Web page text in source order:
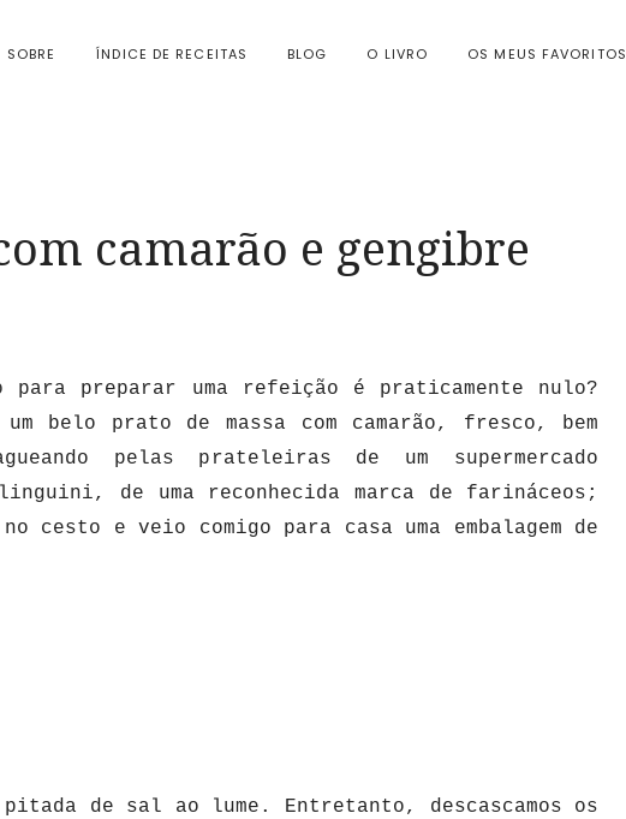
SOBRE ÍNDICE DE RECEITAS BLOG O LIVRO OS MEUS FAVORITOS
camarão e gengibre
para preparar uma refeição é praticamente nulo?
belo prato de massa com camarão, fresco, bem
pelas prateleiras de um supermercado
de uma reconhecida marca de farináceos;
cesto e veio comigo para casa uma embalagem de
pitada de sal ao lume. Entretanto, descascamos os